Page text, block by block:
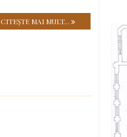
CITEŞTE MAI MULT...